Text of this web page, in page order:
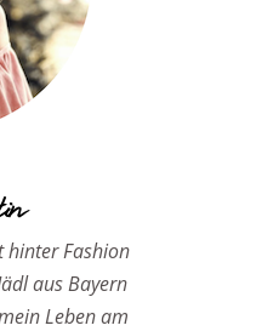
hinter Fashion
aus Bayern
Leben am